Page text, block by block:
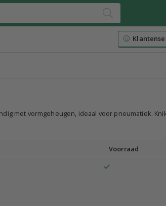
met vormgeheugen, ideaal voor pneumatiek.
Voorraad